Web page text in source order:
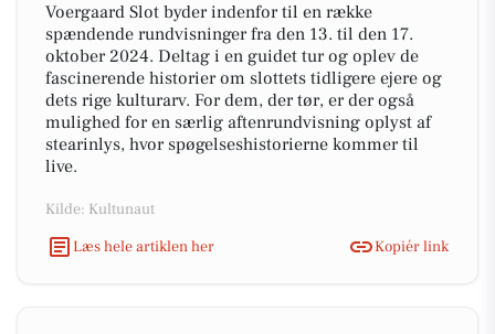
Voergaard Slot byder indenfor til en række
spændende rundvisninger fra den 13. til den 17.
oktober 2024. Deltag i en guidet tur og oplev de
fascinerende historier om slottets tidligere ejere og
dets rige kulturarv. For dem, der tør, er der også
mulighed for en særlig aftenrundvisning oplyst af
stearinlys, hvor spøgelseshistorierne kommer til
live.
Kilde: Kultunaut
Læs hele artiklen her
Kopiér link